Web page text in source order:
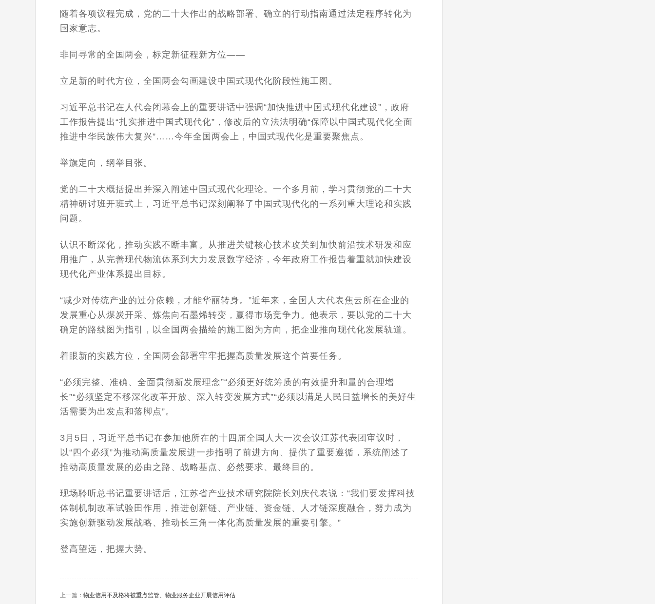
随着各项议程完成，党的二十大作出的战略部署、确立的行动指南通过法定程序转化为
国家意志。
非同寻常的全国两会，标定新征程新方位——
立足新的时代方位，全国两会勾画建设中国式现代化阶段性施工图。
习近平总书记在人代会闭幕会上的重要讲话中强调“加快推进中国式现代化建设”，政府
工作报告提出“扎实推进中国式现代化”，修改后的立法法明确“保障以中国式现代化全面
推进中华民族伟大复兴”……今年全国两会上，中国式现代化是重要聚焦点。
举旗定向，纲举目张。
党的二十大概括提出并深入阐述中国式现代化理论。一个多月前，学习贯彻党的二十大
精神研讨班开班式上，习近平总书记深刻阐释了中国式现代化的一系列重大理论和实践
问题。
认识不断深化，推动实践不断丰富。从推进关键核心技术攻关到加快前沿技术研发和应
用推广，从完善现代物流体系到大力发展数字经济，今年政府工作报告着重就加快建设
现代化产业体系提出目标。
“减少对传统产业的过分依赖，才能华丽转身。”近年来，全国人大代表焦云所在企业的
发展重心从煤炭开采、炼焦向石墨烯转变，赢得市场竞争力。他表示，要以党的二十大
确定的路线图为指引，以全国两会描绘的施工图为方向，把企业推向现代化发展轨道。
着眼新的实践方位，全国两会部署牢牢把握高质量发展这个首要任务。
“必须完整、准确、全面贯彻新发展理念”“必须更好统筹质的有效提升和量的合理增
长”“必须坚定不移深化改革开放、深入转变发展方式”“必须以满足人民日益增长的美好生
活需要为出发点和落脚点”。
3月5日，习近平总书记在参加他所在的十四届全国人大一次会议江苏代表团审议时，
以“四个必须”为推动高质量发展进一步指明了前进方向、提供了重要遵循，系统阐述了
推动高质量发展的必由之路、战略基点、必然要求、最终目的。
现场聆听总书记重要讲话后，江苏省产业技术研究院院长刘庆代表说：“我们要发挥科技
体制机制改革试验田作用，推进创新链、产业链、资金链、人才链深度融合，努力成为
实施创新驱动发展战略、推动长三角一体化高质量发展的重要引擎。”
登高望远，把握大势。
上一篇： 物业信用不及格将被重点监管、物业服务企业开展信用评估